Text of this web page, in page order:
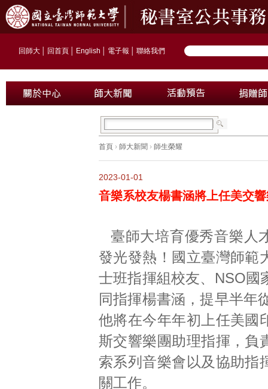
回師大 回首頁 English 電子報 聯絡我們
首頁 › 師大新聞 › 師生榮耀
2023-01-01
音樂系校友楊書涵將上任美交
臺師大培育優秀音樂人
發光發熱！國立臺灣師範
士班指揮組校友、NSO國
同指揮楊書涵，提早半年
他將在今年年初上任美國
斯交響樂團助理指揮，負
索系列音樂會以及協助指
關工作。